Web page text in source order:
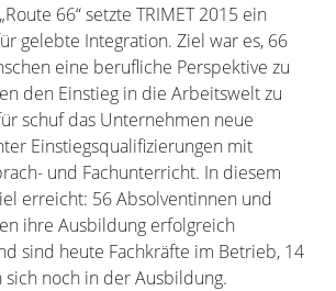
66“ setzte TRIMET 2015 ein
gelebte Integration. Ziel war es, 66
eine berufliche Perspektive zu
den Einstieg in die Arbeitswelt zu
schuf das Unternehmen neue
Einstiegsqualifizierungen mit
und Fachunterricht. In diesem
erreicht: 56 Absolventinnen und
ihre Ausbildung erfolgreich
sind heute Fachkräfte im Betrieb, 14
noch in der Ausbildung.